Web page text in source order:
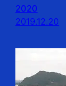
2020
2019.12.20